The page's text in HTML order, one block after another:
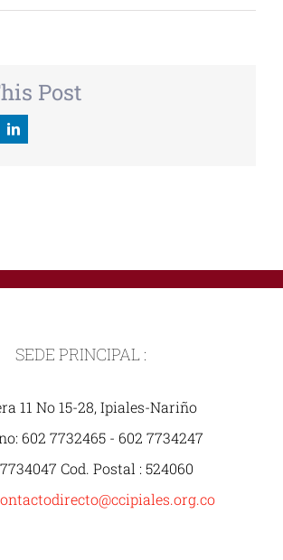
Post
Linkedin
SEDE PRINCIPAL :
11 No 15-28, Ipiales-Nariño
602 7732465 - 602 7734247
Cod. Postal : 524060